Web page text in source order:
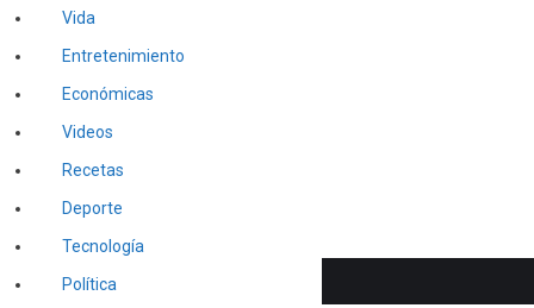
Vida
Entretenimiento
Económicas
Videos
Recetas
Deporte
Tecnología
Política